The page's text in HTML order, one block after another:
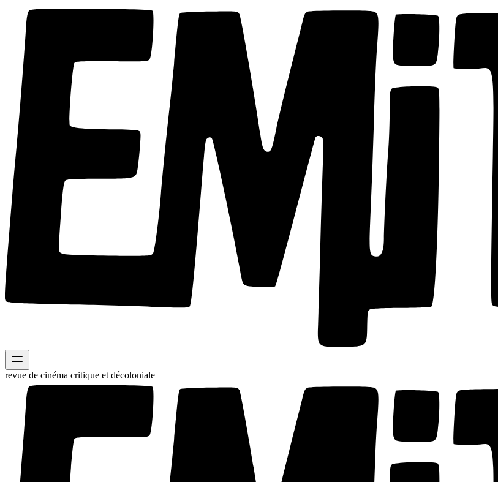
revue de cinéma critique et décoloniale